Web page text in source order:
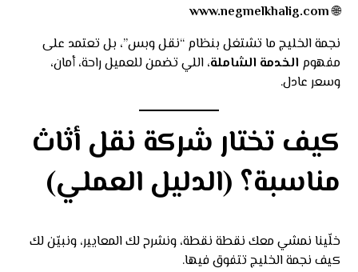
🌐
www.negmelkhalig.com
نجمة الخليج ما تشتغل بنظام “نقل وبس”، بل تعتمد على
مفهوم الخدمة الشاملة، اللي تضمن للعميل راحة، أمان،
وسعر عادل.
كيف تختار شركة نقل أثاث
مناسبة؟ (الدليل العملي)
خلّينا نمشي معك نقطة نقطة، ونشرح لك المعايير، ونبيّن لك
كيف نجمة الخليج تتفوق فيها.